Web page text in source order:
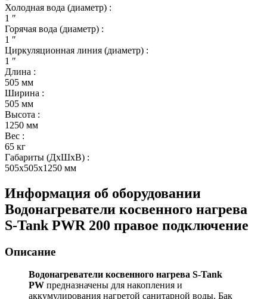
Холодная вода (диаметр) :
1 ″
Горячая вода (диаметр) :
1 ″
Циркуляционная линия (диаметр) :
1 ″
Длина :
505 мм
Ширина :
505 мм
Высота :
1250 мм
Вес :
65 кг
Габариты (ДхШхВ) :
505x505x1250 мм
Информация об оборудовании
Водонагреватели косвенного нагрева
S-Tank PWR 200 правое подключение
Описание
Водонагреватели косвенного нагрева S-Tank
PW предназначены для накопления и
аккумулирования нагретой санитарной воды. Бак